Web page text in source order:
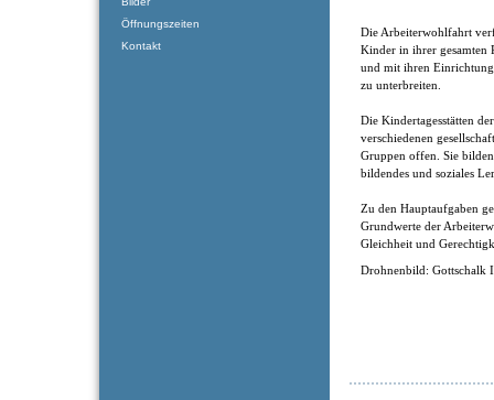
Die Arbeiterwohlfahrt
Kinder in ihrer gesamten
und mit ihren
zu unterbreiten.
Die Kindertagesstätten
verschiedenen
Gruppen offen. Sie
bildendes und soziales
Zu den Hauptaufgaben
Grundwerte der
Gleichheit und
Drohnenbild: Gottschalk
Öffnungszeiten
Kontakt